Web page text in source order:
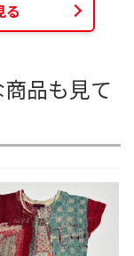
る
品も見て